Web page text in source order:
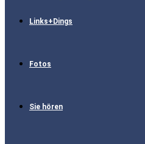
Links+Dings
Fotos
Sie hören